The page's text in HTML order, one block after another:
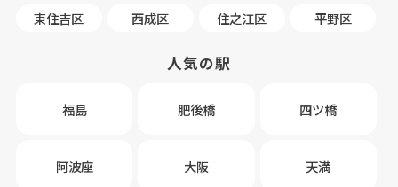
東住吉区
西成区 住之江区 平野区
人気の駅
福島 肥後橋 四ツ橋
阿波座 大阪 天満